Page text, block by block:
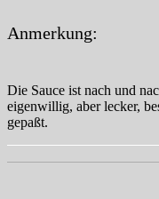
Anmerkung:
Die Sauce ist nach und
eigenwillig, aber lecker,
gepaßt.